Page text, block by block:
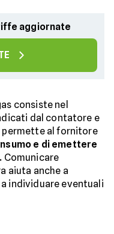
aggiornate
consiste nel
dal contatore e
al fornitore
e di emettere
Comunicare
aiuta anche a
individuare eventuali